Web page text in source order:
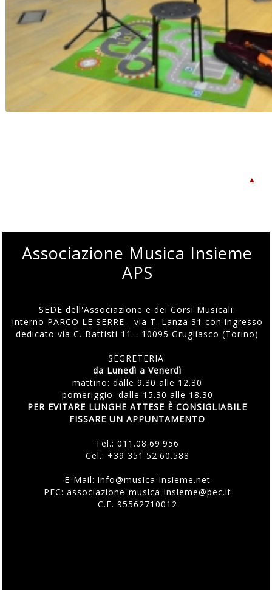
▲
Associazione Musica Insieme
APS
SEDE dell'Associazione e dei Corsi Musicali:
interno PARCO LE SERRE - via T. Lanza 31 con ingresso
dedicato via C. Battisti 11 - 10095 Grugliasco (Torino)
SEGRETERIA:
da Lunedì a Venerdì
mattino: dalle 9.30 alle 12.30
pomeriggio: dalle 15.30 alle 18.30
PER EVITARE LUNGHE ATTESE È CONSIGLIABILE
FISSARE UN APPUNTAMENTO
Tel.:011.08.69.956
Cel.: +39 351.52.60.588
E-Mail: info@musica-insieme.net
PEC: associazione-musica-insieme@pec.it
C.F. 95562710012